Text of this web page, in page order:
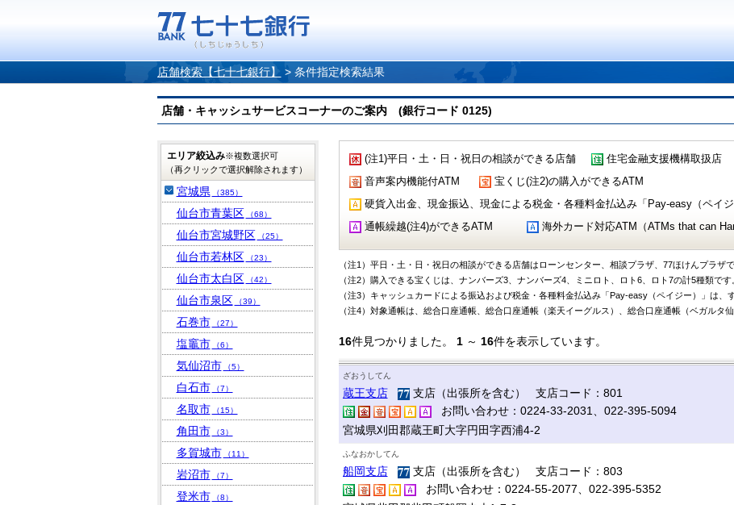
店舗検索【七十七銀行】 > 条件指定検索結果
店舗・キャッシュサービスコーナーのご案内 (銀行コード 0125)
(注1)平日・土・日・祝日の相談ができる店舗 住宅金融支援機構取扱店
音声案内機能付ATM
宝くじ(注2)の購入ができるATM
硬貨入出金、現金振込、現金による税金・各種料金払込み「Pay-easy（ペイ
通帳繰越(注4)ができるATM
海外カード対応ATM（ATMs that can
（注1）平日・土・日・祝日の相談ができる店舗はローンセンター、相談プラザ、77ほけんプラザで
（注2）購入できる宝くじは、ナンバーズ3、ナンバーズ4、ミニロト、ロト6、ロト7の計5種類です
（注3）キャッシュカードによる振込および税金・各種料金払込み「Pay-easy（ペイジー）」は、
（注4）対象通帳は、総合口座通帳、総合口座通帳（楽天イーグルス）、総合口座通帳（ベガルタ
16件見つかりました。 1～ 16件を表示しています。
ざおうしてん
蔵王支店
支店（出張所を含む） 支店コード：801
お問い合わせ：0224-33-2031、022-395-5094
宮城県刈田郡蔵王町大字円田字西浦4-2
ふなおかしてん
船岡支店
支店（出張所を含む） 支店コード：803
お問い合わせ：0224-55-2077、022-395-5352
エリア絞込み※複数選択可
（再クリックで選択解除されます）
宮城県 （385）
仙台市青葉区 （68）
仙台市宮城野区 （25）
仙台市若林区 （23）
仙台市太白区 （42）
仙台市泉区 （39）
石巻市 （27）
塩竈市 （6）
気仙沼市 （5）
白石市 （7）
名取市 （15）
角田市 （3）
多賀城市 （11）
岩沼市 （7）
登米市 （8）